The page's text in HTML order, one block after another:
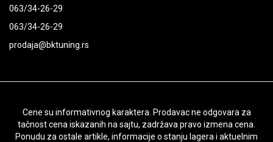
063/34-26-29
063/34-26-29
prodaja@bktuning.rs
Cene su informativnog karaktera. Prodavac ne odgovara za
tačnost cena iskazanih na sajtu, zadržava pravo izmena cena.
Ponudu za ostale artikle, informacije o stanju lagera i aktuelnim